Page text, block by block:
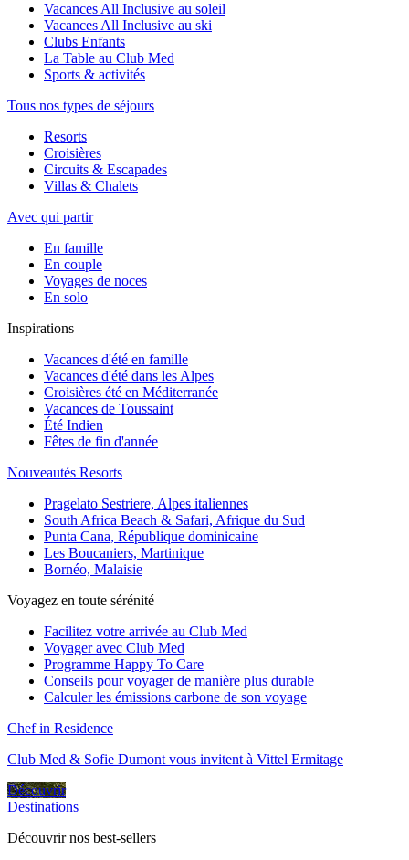
Vacances All Inclusive au soleil
Vacances All Inclusive au ski
Clubs Enfants
La Table au Club Med
Sports & activités
Tous nos types de séjours
Resorts
Croisières
Circuits & Escapades
Villas & Chalets
Avec qui partir
En famille
En couple
Voyages de noces
En solo
Inspirations
Vacances d'été en famille
Vacances d'été dans les Alpes
Croisières été en Méditerranée
Vacances de Toussaint
Été Indien
Fêtes de fin d'année
Nouveautés Resorts
Pragelato Sestriere, Alpes italiennes
South Africa Beach & Safari, Afrique du Sud
Punta Cana, République dominicaine
Les Boucaniers, Martinique
Bornéo, Malaisie
Voyagez en toute sérénité
Facilitez votre arrivée au Club Med
Voyager avec Club Med
Programme Happy To Care
Conseils pour voyager de manière plus durable
Calculer les émissions carbone de son voyage
Chef in Residence
Club Med & Sofie Dumont vous invitent à Vittel Ermitage
Découvrir
Destinations
Découvrir nos best-sellers